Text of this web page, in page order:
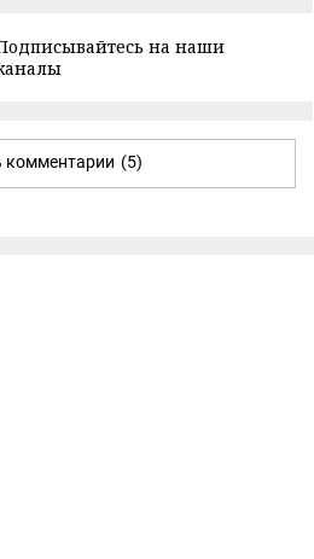
на наши
комментарии (5)